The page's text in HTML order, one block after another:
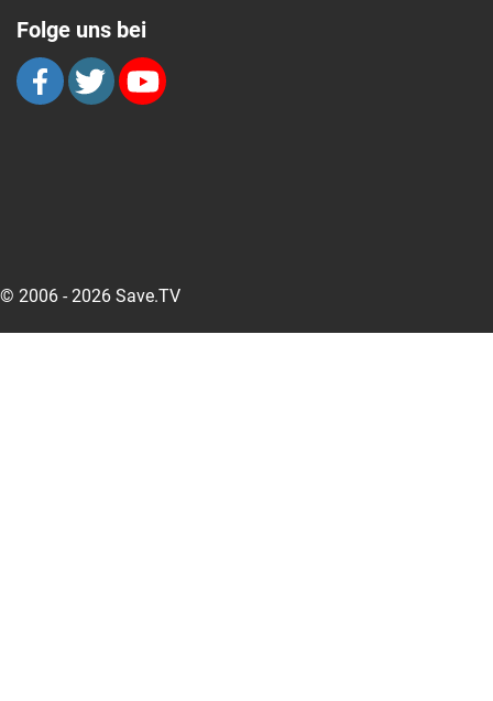
Folge uns bei
© 2006 - 2026 Save.TV